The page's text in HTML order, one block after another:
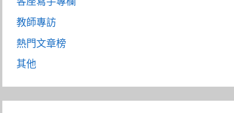
教師專訪
熱門文章榜
其他